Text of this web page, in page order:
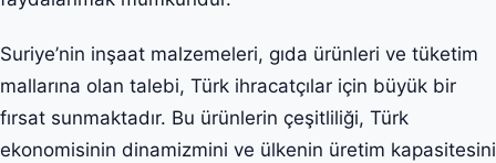
Suriye’nin inşaat malzemeleri, gıda ürünleri ve tüketim
mallarına olan talebi, Türk ihracatçılar için büyük bir
fırsat sunmaktadır. Bu ürünlerin çeşitliliği, Türk
ekonomisinin dinamizmini ve ülkenin üretim kapasitesini